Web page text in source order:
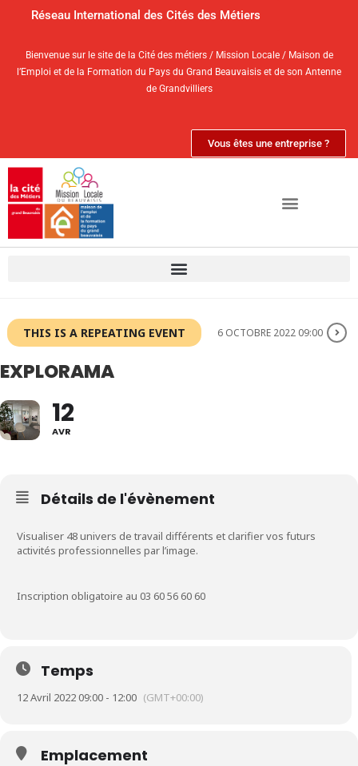
Réseau International des Cités des Métiers
Bienvenue sur le site de la Cité des métiers / Mission Locale / Maison de
l’Emploi et de la Formation du Pays du Grand Beauvaisis et de son Antenne
de Grandvilliers
Vous êtes une entreprise ?
THIS IS A REPEATING EVENT 6 OCTOBRE 2022 09:00
EXPLORAMA
12
AVR
Détails de l'évènement
Visualiser 48 univers de travail différents et clarifier vos futurs
activités professionnelles par l’image.
Inscription obligatoire au 03 60 56 60 60
Temps
12 Avril 2022 09:00 - 12:00 (GMT+00:00)
Emplacement